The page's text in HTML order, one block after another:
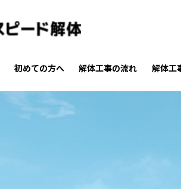
初めての方へ 解体工事の流れ 解体工